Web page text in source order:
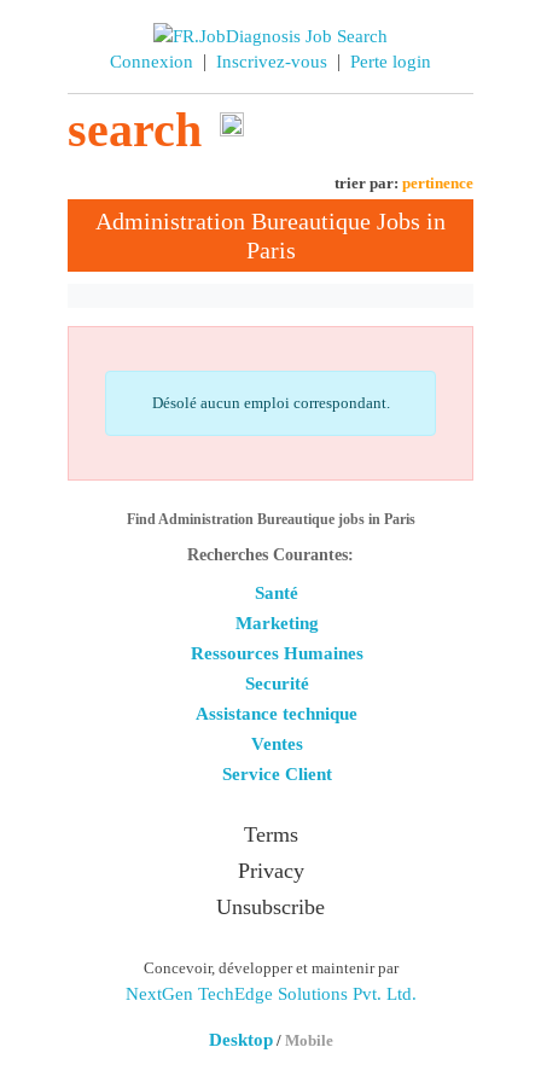
Connexion | Inscrivez-vous | Perte login
search
trier par: pertinence
Administration Bureautique Jobs in
Paris
Désolé aucun emploi correspondant.
Find Administration Bureautique jobs in Paris
Recherches Courantes:
Santé
Marketing
Ressources Humaines
Securité
Assistance technique
Ventes
Service Client
Terms
Privacy
Unsubscribe
Concevoir, développer et maintenir par
NextGen TechEdge Solutions Pvt. Ltd.
Desktop/ Mobile